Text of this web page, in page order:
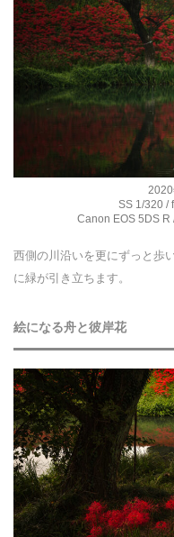
SS 1/320 /
Canon EOS 5DS
西側の川沿いを更にずっと歩
に緑が引き立ちます。
絵になる舟と彼岸花